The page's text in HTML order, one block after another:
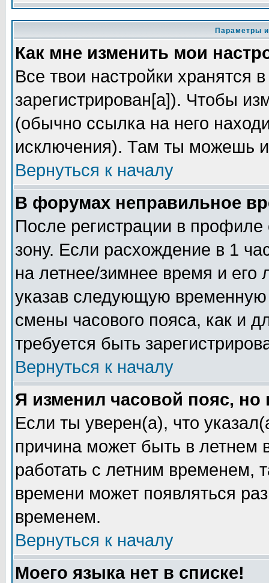
Параметры
Как мне изменить мои
Все твои настройки хранятся
зарегистрирован[а]). Чтобы
(обычно ссылка на него
исключения). Там ты можешь
Вернуться к началу
В форумах неправильное
После регистрации в
зону. Если расхождение в 1
на летнее/зимнее время и его
указав следующую временную
смены часового пояса, как и
требуется быть
Вернуться к началу
Я изменил часовой пояс,
Если ты уверен(а), что
причина может быть в
работать с летним временем,
времени может появляться
временем.
Вернуться к началу
Моего языка нет в списке!